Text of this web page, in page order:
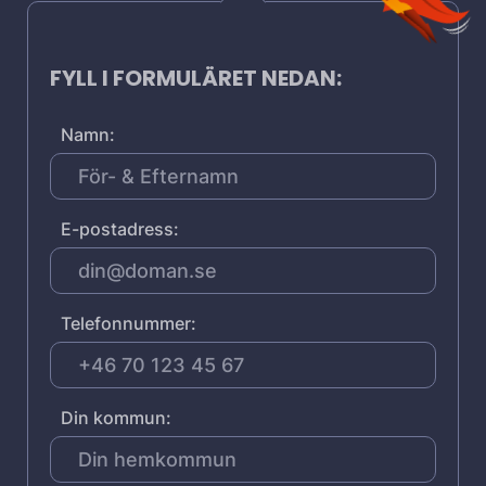
FYLL I FORMULÄRET NEDAN:
Namn:
E-postadress:
Telefonnummer:
Din kommun: